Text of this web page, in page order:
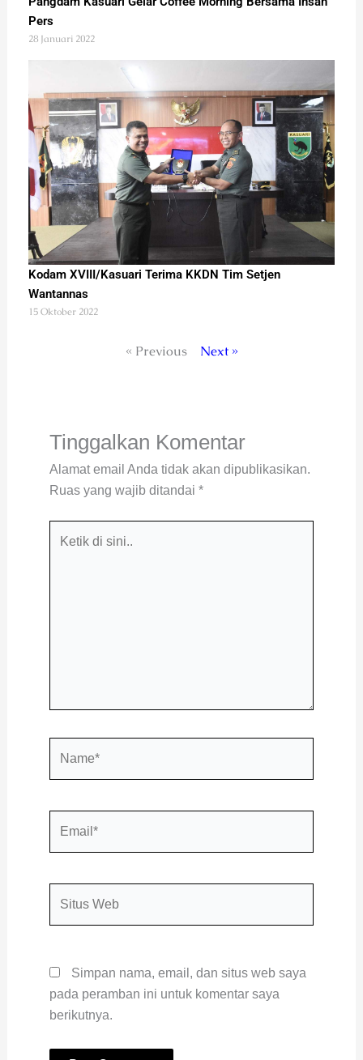
Pers
28 Januari 2022
Kodam XVIII/Kasuari Terima KKDN Tim Setjen
Wantannas
15 Oktober 2022
« Previous Next »
Tinggalkan Komentar
Alamat email Anda tidak akan dipublikasikan.
Ruas yang wajib ditandai *
Simpan nama, email, dan situs web saya
pada peramban ini untuk komentar saya
berikutnya.